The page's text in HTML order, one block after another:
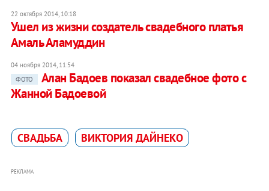
22 октября 2014, 10:18
Ушел из жизни создатель свадебного платья
Амаль Аламуддин
04 ноября 2014, 11:54
ФОТО
Алан Бадоев показал свадебное фото с
Жанной Бадоевой
СВАДЬБА ВИКТОРИЯ ДАЙНЕКО
РЕКЛАМА